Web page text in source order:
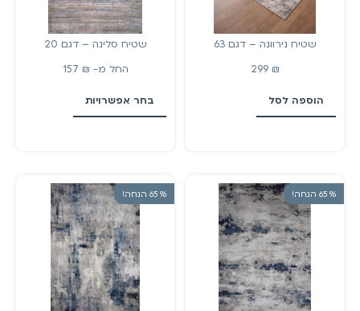
שטיח נירוונה – דגם 63
299 ₪
הוספה לסל
שטיח סלינה – דגם 20
החל מ-
157 ₪
בחר אפשרויות
% 65 הנחה! % 65 הנחה!